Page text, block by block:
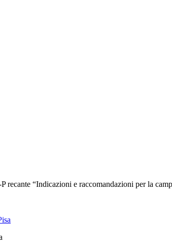
“Indicazioni e raccomandazioni per la